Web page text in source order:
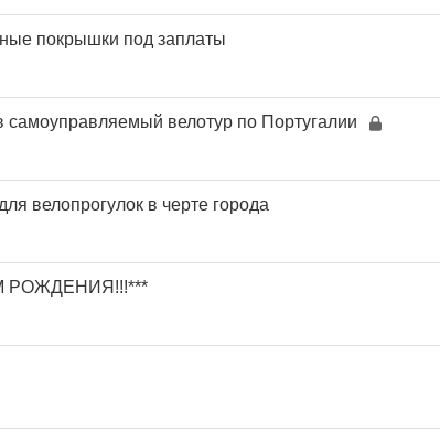
покрышки под заплаты
велотур по Португалии
велопрогулок в черте города
РОЖДЕНИЯ!!!***